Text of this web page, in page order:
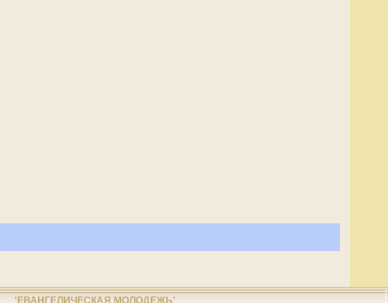
'ЕВАНГЕЛИЧЕСКАЯ МОЛОДЕЖЬ'